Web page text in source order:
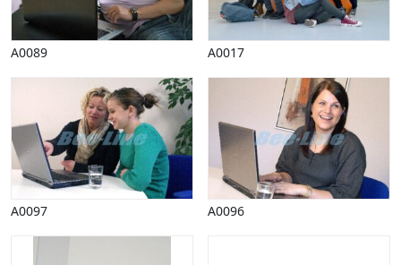
Skibe, både, søfart
Sommer
Stjernetegn, astrologi
Sundhed, sygdom
Trafik, færdsel
A0089 A0017
A0097 A0096